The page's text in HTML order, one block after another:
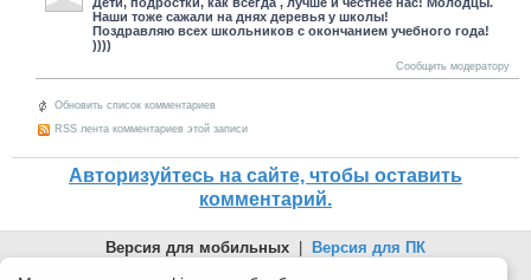
Наши тоже сажали на днях деревья у школы!
Поздравляю всех школьников с окончанием учебного года!
))))
Сообщить модератору
Обновить список комментариев
RSS лента комментариев этой записи
Авторизуйтесь на сайте, чтобы оставить
комментарий.
Версия для мобильных
Версия для ПК